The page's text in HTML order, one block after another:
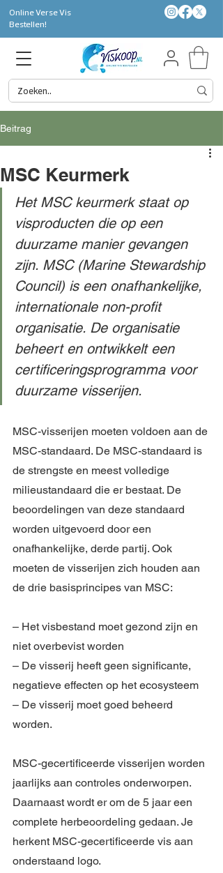
Online Verse Vis
Bestellen!
Beitrag
MSC Keurmerk
Het MSC keurmerk staat op
visproducten die op een
duurzame manier gevangen
zijn. MSC (Marine Stewardship
Council) is een onafhankelijke,
internationale non-profit
organisatie. De organisatie
beheert en ontwikkelt een
certificeringsprogramma voor
duurzame visserijen.
MSC-visserijen moeten voldoen aan de
MSC-standaard. De MSC-standaard is
de strengste en meest volledige
milieustandaard die er bestaat. De
beoordelingen van deze standaard
worden uitgevoerd door een
onafhankelijke, derde partij. Ook
moeten de visserijen zich houden aan
de drie basisprincipes van MSC:
– Het visbestand moet gezond zijn en
niet overbevist worden
– De visserij heeft geen significante,
negatieve effecten op het ecosysteem
– De visserij moet goed beheerd
worden.
MSC-gecertificeerde visserijen worden
jaarlijks aan controles onderworpen.
Daarnaast wordt er om de 5 jaar een
complete herbeoordeling gedaan. Je
herkent MSC-gecertificeerde vis aan
onderstaand logo.